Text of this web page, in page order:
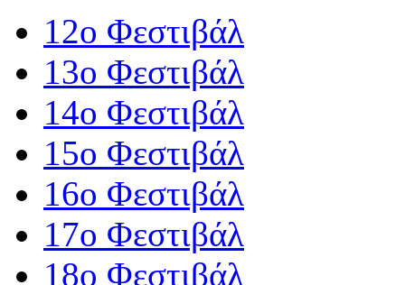
12o Φεστιβάλ
13ο Φεστιβάλ
14ο Φεστιβάλ
15ο Φεστιβάλ
16ο Φεστιβάλ
17ο Φεστιβάλ
18ο Φεστιβάλ